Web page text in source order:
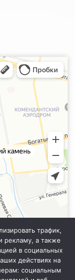
трафик,
рекламу, а также
в социальных
действиях на
социальным
Уточняйте